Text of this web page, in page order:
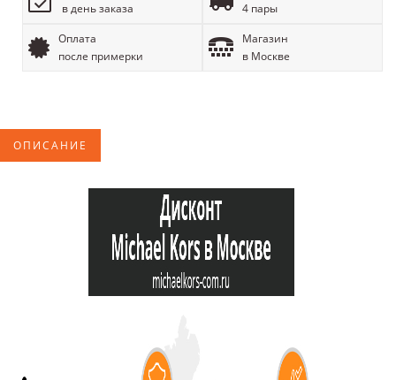
в день заказа
4 пары
Оплата
после примерки
Магазин
в Москве
ОПИСАНИЕ